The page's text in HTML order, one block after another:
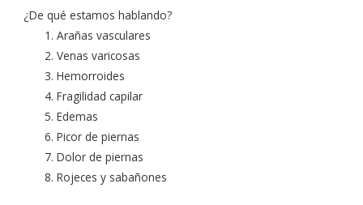
¿De qué estamos hablando?
Arañas vasculares
Venas varicosas
Hemorroides
Fragilidad capilar
Edemas
Picor de piernas
Dolor de piernas
Rojeces y sabañones